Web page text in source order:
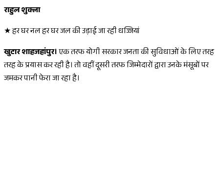
राहुल शुक्ला
★ हर घर नल हर घर जल की उड़ाई जा रही धज्जियां
खुटार शाहजहांपुर।एक तरफ योगी सरकार जनता की सुविधाओं के लिए तरह
तरह के प्रयास कर रही है। तो वहीं दूसरी तरफ जिम्मेदारों द्वारा उनके मंसूबों पर
जमकर पानी फेरा जा रहा है।